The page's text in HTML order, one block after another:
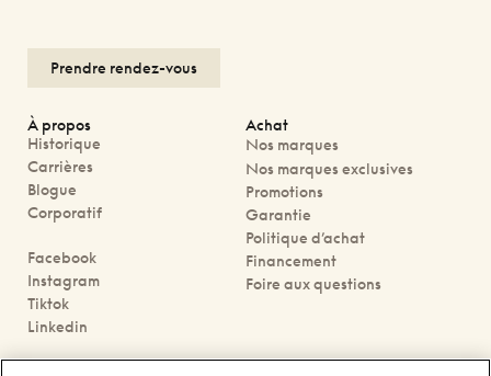
Prendre rendez-vous
À propos
Historique
Carrières
Blogue
Corporatif
Facebook
Instagram
Tiktok
Linkedin
Achat
Nos marques
Nos marques exclusives
Promotions
Garantie
Politique d’achat
Financement
Foire aux questions